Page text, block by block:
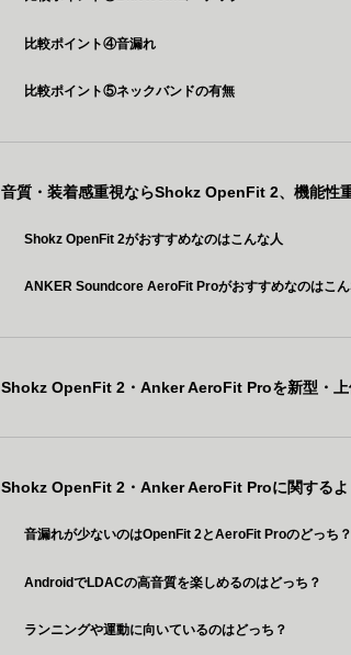
比較ポイント④音漏れ
比較ポイント⑤ネックバンドの有無
音質・装着感重視ならShokz OpenFit 2、機能性
Shokz OpenFit 2がおすすめなのはこんな人
ANKER Soundcore AeroFit Proがおすすめなのはこん
Shokz OpenFit 2・Anker AeroFit Proを新型・上
Shokz OpenFit 2・Anker AeroFit Proに関するよ
音漏れが少ないのはOpenFit 2とAeroFit Proのどっち？
AndroidでLDACの高音質を楽しめるのはどっち？
ランニングや運動に向いているのはどっち？